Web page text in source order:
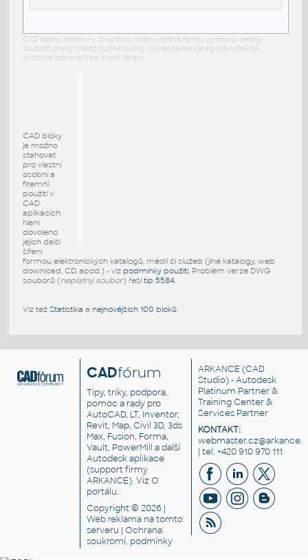
CAD bloky: knihovny dwg blok rodiny rodina family symboly detaily
součásti prvky stafáž buňka buňky výkres téma kategorie kolekce
knižnica zdarma free block library
CAD bloky
je možno
stahovat
pro vlastní
osobní a
firemní
použití v
CAD
aplikacích.
Není
dovoleno
jejich další
šíření
formou elektronických katalogů, médií či služeb (jiné katalogy, web
download, CD, apod.) - viz podmínky použití. Problém verze DWG
souborů (neplatný soubor) řešítip 5584.
Viz též Statistika a nejnovějších 100 bloků.
CADfórum
Tipy, triky, podpora,
pomoc a rady pro
AutoCAD, LT, Inventor,
Revit, Map, Civil 3D, 3ds
Max, Fusion, Forma,
Vault, PowerMill a další
Autodesk aplikace
(support firmy
ARKANCE). VizO
portálu.
Copyright © 2026 |
Web reklama na tomto
serveru |Ochrana
soukromí, podmínky
ARKANCE (CAD
Studio) - Autodesk
Platinum Partner &
Training Center &
Services Partner
KONTAKT:
| tel. +420 910 970 111